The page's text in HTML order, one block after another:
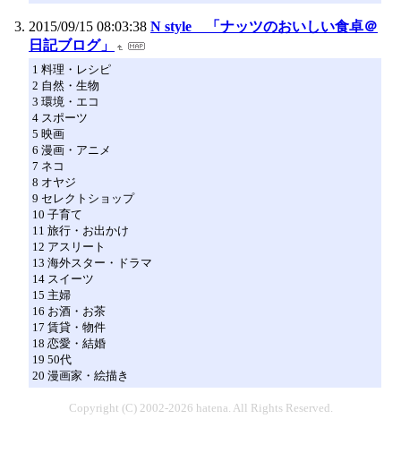
2015/09/15 08:03:38 N style 「ナッツのおいしい食卓＠
日記ブログ」
1 料理・レシピ
2 自然・生物
3 環境・エコ
4 スポーツ
5 映画
6 漫画・アニメ
7 ネコ
8 オヤジ
9 セレクトショップ
10 子育て
11 旅行・お出かけ
12 アスリート
13 海外スター・ドラマ
14 スイーツ
15 主婦
16 お酒・お茶
17 賃貸・物件
18 恋愛・結婚
19 50代
20 漫画家・絵描き
Copyright (C) 2002-2026 hatena. All Rights Reserved.